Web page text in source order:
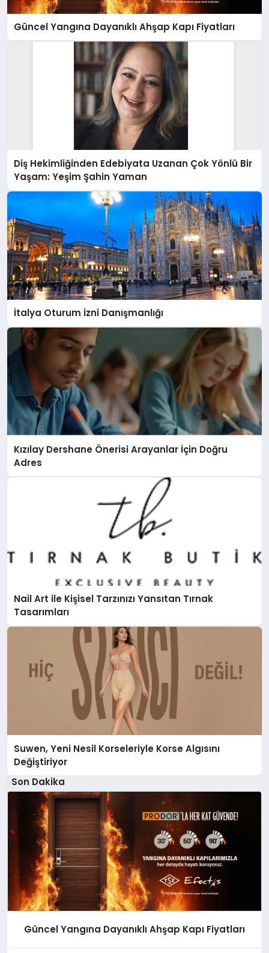
Güncel Yangına Dayanıklı Ahşap Kapı Fiyatları
Diş Hekimliğinden Edebiyata Uzanan Çok Yönlü Bir
Yaşam: Yeşim Şahin Yaman
İtalya Oturum İzni Danışmanlığı
Kızılay Dershane Önerisi Arayanlar İçin Doğru
Adres
Nail Art ile Kişisel Tarzınızı Yansıtan Tırnak
Tasarımları
Suwen, Yeni Nesil Korseleriyle Korse Algısını
Değiştiriyor
Son Dakika
Güncel Yangına Dayanıklı Ahşap Kapı Fiyatları